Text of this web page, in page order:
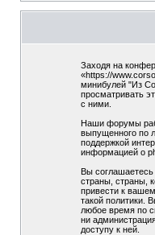
Заходя на
«https://
минибулей "Из
просматривать
с ними.
Наши форумы
выпущенного по
поддержкой
информацией о
Вы
страны, страны,
привести к
такой политики.
любое время по
ни
доступу к ней.